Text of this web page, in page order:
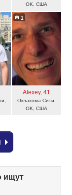
OK, США
1
Alexey, 41
Оклахома-Сити,
OK, США
ищут